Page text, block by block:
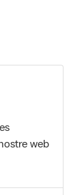
és de 0
web